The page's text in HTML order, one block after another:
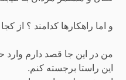
و اما راهکارها کدامند ؟ از
من در این جا قصد دارم وارد
این راستا برجسته کنم.